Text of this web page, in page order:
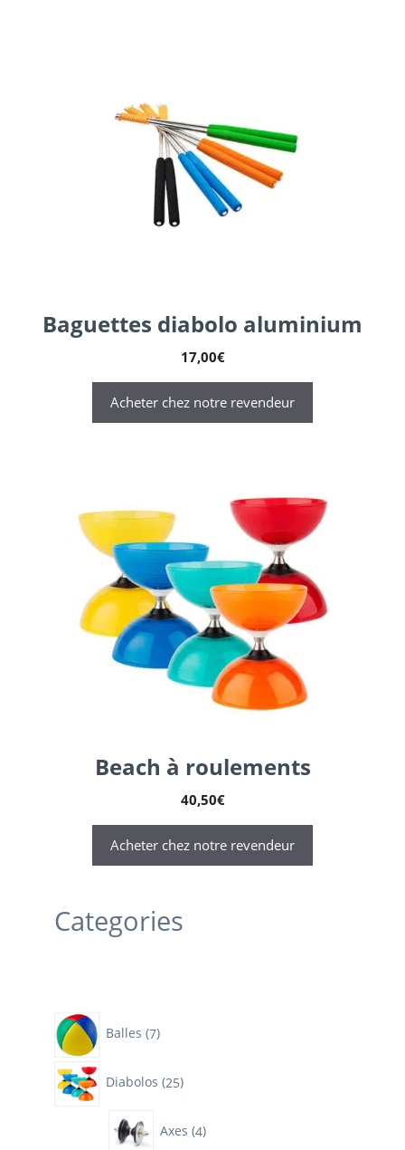
Baguettes diabolo aluminium
17,00€
Acheter chez notre revendeur
Beach à roulements
40,50€
Acheter chez notre revendeur
Categories
Balles 7
produits
Diabolos 25
produits
Axes 4
produits